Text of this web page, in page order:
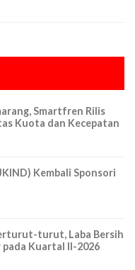
Smartfren Rilis
Kuota dan Kecepatan
Kembali Sponsori
turut, Laba Bersih
pada Kuartal II-2026